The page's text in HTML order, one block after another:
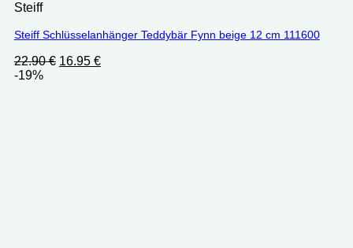
Steiff
Steiff Schlüsselanhänger Teddybär Fynn beige 12 cm 111600
22.90€ Ursprünglicher
16.95 €Aktueller
-19%